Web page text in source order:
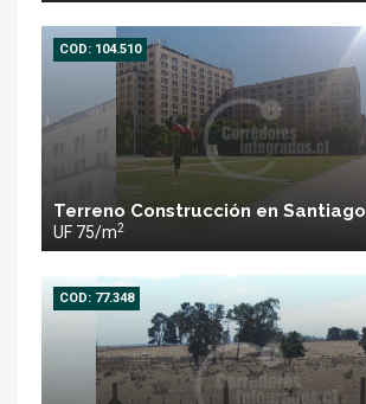
COD: 104.510
Terreno Construcción en Santiago
UF 75/m2
COD: 77.348